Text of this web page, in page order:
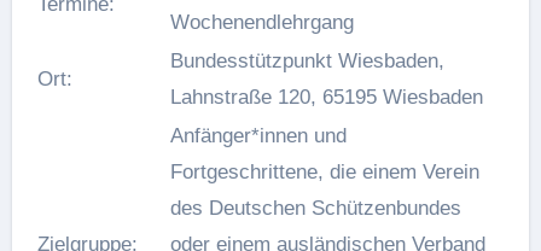
Wochenendlehrgang
Ort:
Bundesstützpunkt Wiesbaden,
Lahnstraße 120, 65195 Wiesbaden
Zielgruppe:
Anfänger*innen und
Fortgeschrittene, die einem Verein
des Deutschen Schützenbundes
oder einem ausländischen Verband